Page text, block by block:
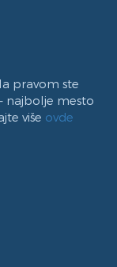
pravom ste
najbolje mesto
više ovde